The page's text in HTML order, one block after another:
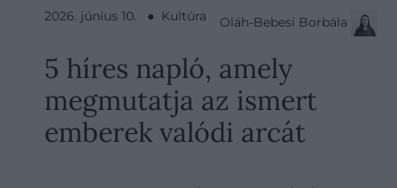
2026. június 10. ● Kultúra Oláh-Bebesi Borbála
5 híres napló, amely
megmutatja az ismert
emberek valódi arcát